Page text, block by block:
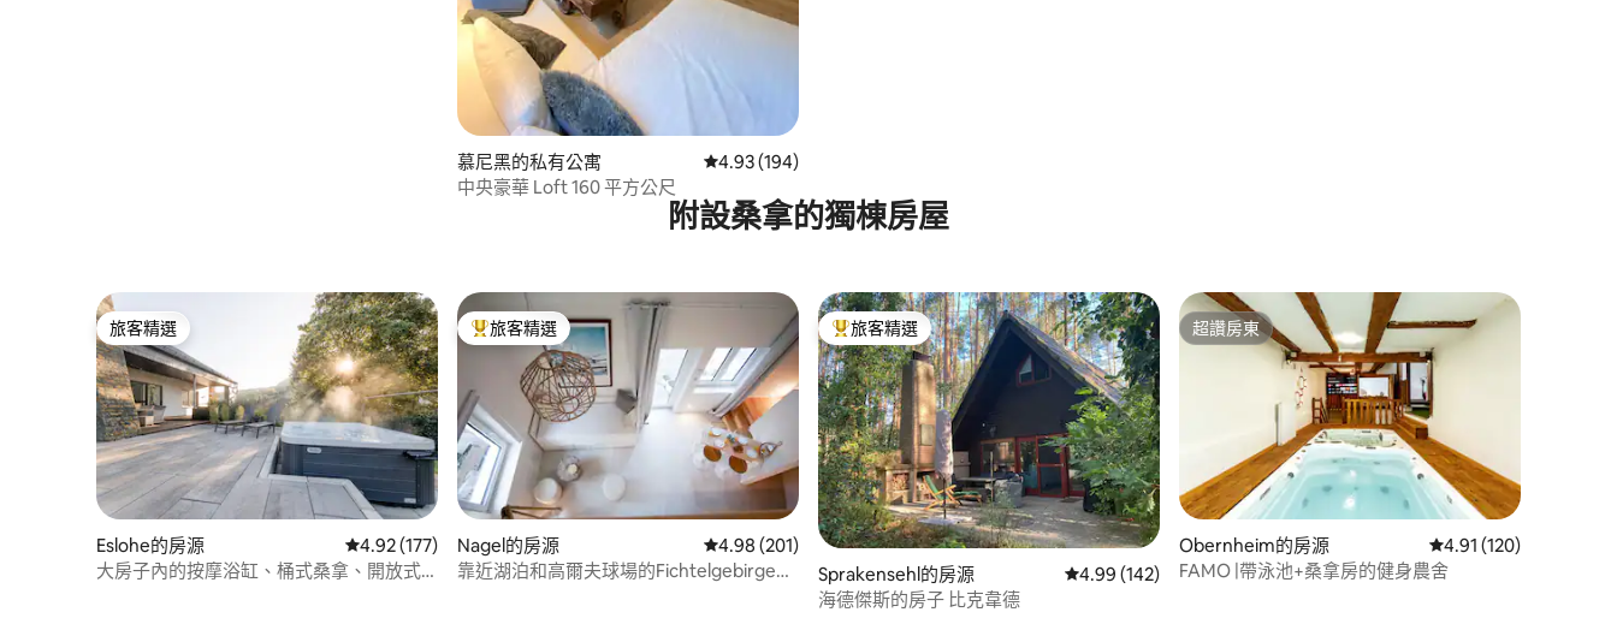
慕尼黑的私有公寓 從 194 則評價中獲得 4.93 的平均評分（滿分 5 分）
4.93 (194)
中央豪華 Loft 160 平方公尺
附設桑拿的獨棟房屋
旅客精選
旅客精選
Eslohe的房源 從 177 則評價中獲得 4.92 的平均評分（滿分 5 分）
4.92 (177)
大房子內的按摩浴缸、桶式桑拿、開放式
旅客精選榜首
旅客精選
Nagel的房源 從 201 則評價中獲得 4.98 的平均評分（滿分 5 分）
4.98 (201)
靠近湖泊和高爾夫球場的Fichtelgebirge自
旅客精選榜首
旅客精選
Sprakensehl的房源 從 142 則評價中獲得 4.99 的平均評分（滿分 5 分）
4.99 (142)
海德傑斯的房子 比克韋德
超讚房東
超讚房東
Obernheim的房源 從 120 則評價中獲得
4.91 (120)
FAMO |帶泳池+桑拿房的健身農舍